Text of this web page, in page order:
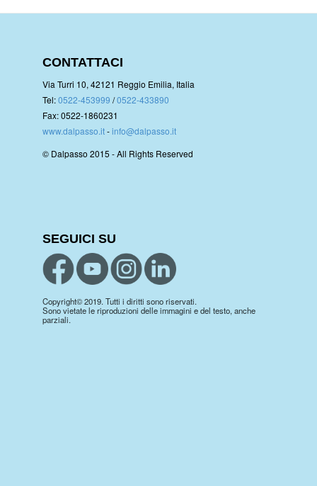
CONTATTACI
Via Turri 10, 42121 Reggio Emilia, Italia
Tel:0522-453999 /0522-433890
Fax: 0522-1860231
www.dalpasso.it-info@dalpasso.it
© Dalpasso 2015 - All Rights Reserved
SEGUICI SU
Copyright© 2019. Tutti i diritti sono riservati.
Sono vietate le riproduzioni delle immagini e del testo, anche
parziali.